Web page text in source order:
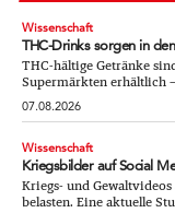
Wissenschaft
THC-Drinks sorgen in
THC-hältige Getränke
Supermärkten erhältlich
07.08.2026
Wissenschaft
Kriegsbilder auf Social
Kriegs- und
belasten. Eine aktuelle